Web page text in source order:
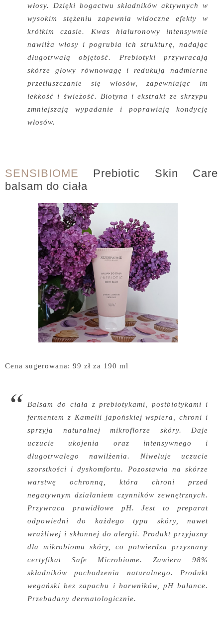
włosy. Dzięki bogactwu składników aktywnych w
wysokim stężeniu zapewnia widoczne efekty w
krótkim czasie. Kwas hialuronowy intensywnie
nawilża włosy i pogrubia ich strukturę, nadając
długotrwałą objętość. Prebiotyki przywracają
skórze głowy równowagę i redukują nadmierne
przetłuszczanie się włosów, zapewniając im
lekkość i świeżość. Biotyna i ekstrakt ze skrzypu
zmniejszają wypadanie i poprawiają kondycję
włosów.
SENSIBIOME Prebiotic Skin Care
balsam do ciała
Cena sugerowana: 99 zł za 190 ml
Balsam do ciała z prebiotykami, postbiotykami i
fermentem z Kamelii japońskiej wspiera, chroni i
sprzyja naturalnej mikroflorze skóry. Daje
uczucie ukojenia oraz intensywnego i
długotrwałego nawilżenia. Niweluje uczucie
szorstkości i dyskomfortu. Pozostawia na skórze
warstwę ochronną, która chroni przed
negatywnym działaniem czynników zewnętrznych.
Przywraca prawidłowe pH. Jest to preparat
odpowiedni do każdego typu skóry, nawet
wrażliwej i skłonnej do alergii. Produkt przyjazny
dla mikrobiomu skóry, co potwierdza przyznany
certyfikat Safe Microbiome. Zawiera 98%
składników pochodzenia naturalnego. Produkt
wegański bez zapachu i barwników, pH balance.
Przebadany dermatologicznie.